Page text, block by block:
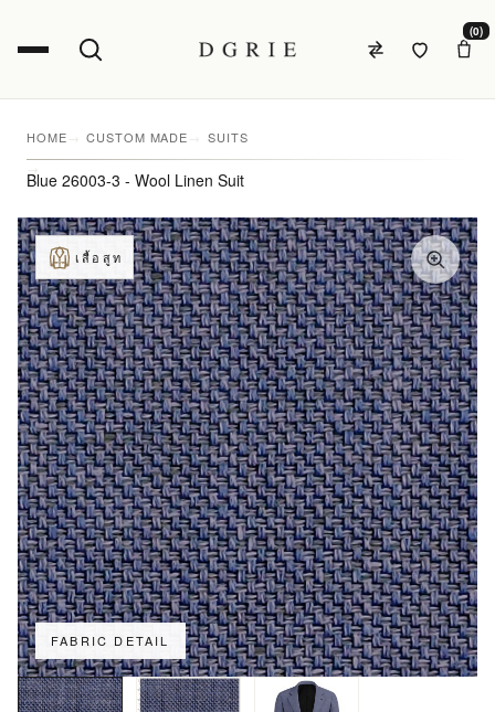
(0)
HOME CUSTOM MADE SUITS
Blue 26003-3 - Wool Linen Suit
FABRIC DETAIL
เสื้อสูท